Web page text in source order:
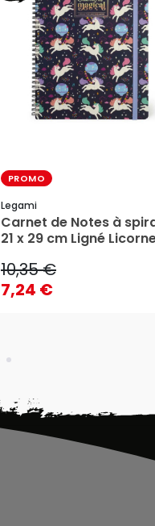
PROMO
Legami
Carnet de Notes à
21 x 29 cm Ligné
10,35 €
7,24 €
10,35 €
7,24 €
AJOUTER AU PANIER